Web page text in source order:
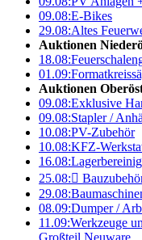
09.08:E-Bikes
29.08:Altes
Auktionen
18.08:
01.09:
Auktionen
09.08:Exklusive
09.08:Stapler /
10.08:PV-Zubehör
10.08:KFZ-
16.08:
25.08:
29.08:
08.09:Dumper /
11.09:Werkzeuge
Großteil Neuware